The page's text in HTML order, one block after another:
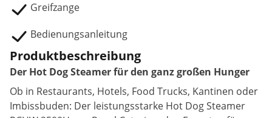
Greifzange
Bedienungsanleitung
Produktbeschreibung
Der Hot Dog Steamer für den ganz großen Hunger
Ob in Restaurants, Hotels, Food Trucks, Kantinen oder
Imbissbuden: Der leistungsstarke Hot Dog Steamer